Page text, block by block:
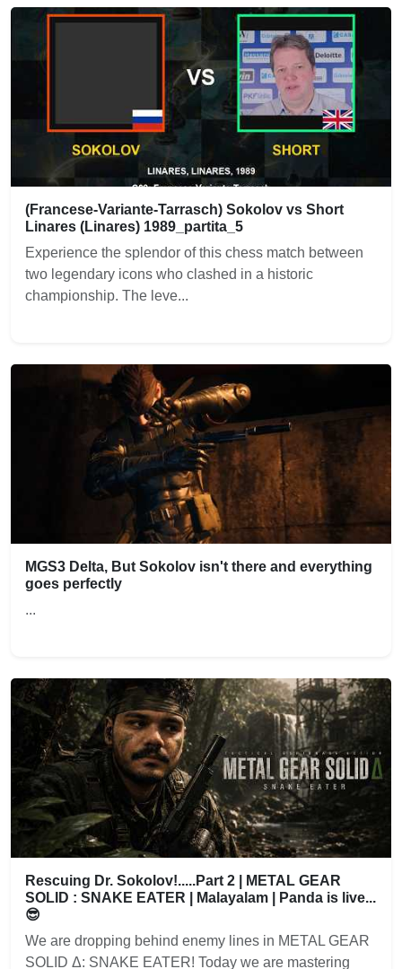
(Francese-Variante-Tarrasch) Sokolov vs Short
Linares (Linares) 1989_partita_5
Experience the splendor of this chess match between
two legendary icons who clashed in a historic
championship. The leve...
MGS3 Delta, But Sokolov isn't there and everything
goes perfectly
...
Rescuing Dr. Sokolov!.....Part 2 | METAL GEAR
SOLID : SNAKE EATER | Malayalam | Panda is live...
😎
We are dropping behind enemy lines in METAL GEAR
SOLID Δ: SNAKE EATER! Today we are mastering